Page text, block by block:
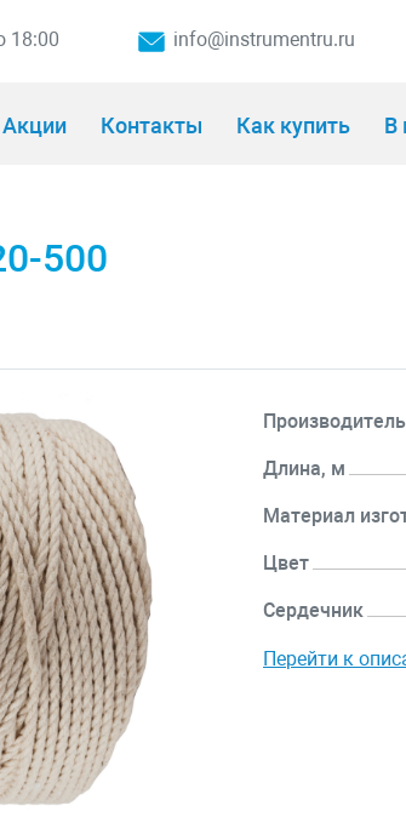
18:00 info@instrumentru.ru
Акции Контакты Как купить В
500
Производитель
Длина, м
Материал
Цвет
Сердечник
Перейти к